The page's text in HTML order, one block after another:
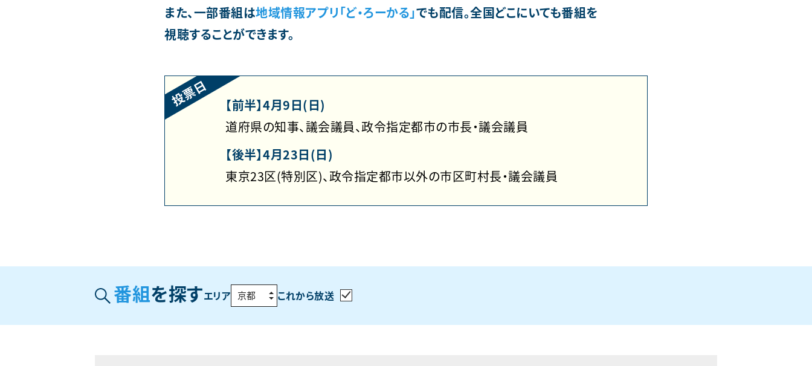
また、一部番組は地域情報アプリ「ど・ろーかる」でも配信。全国どこにいても番組を
視聴することができます。
投票日
【前半】4月9日(日)
道府県の知事、議会議員、政令指定都市の市長・議会議員
【後半】4月23日(日)
東京23区(特別区)、政令指定都市以外の市区町村長・議会議員
番組を探すエリア これから放送